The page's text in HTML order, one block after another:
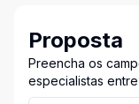
Proposta
Preencha os
especialistas